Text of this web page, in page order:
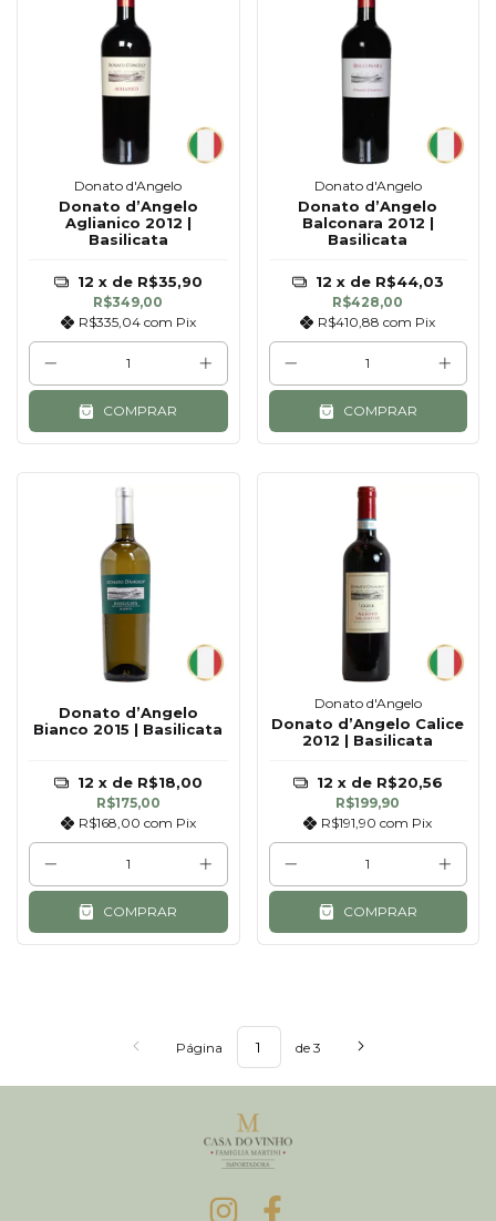
Donato d'Angelo
Donato d’Angelo
Aglianico 2012 |
Basilicata
R$349,00
R$335,04 com Pix
12 x de R$35,90
COMPRAR
Donato d'Angelo
Donato d’Angelo
Balconara 2012 |
Basilicata
R$428,00
R$410,88com Pix
12 x de R$44,03
COMPRAR
Donato d’Angelo
Bianco 2015 | Basilicata
R$175,00
R$168,00 com Pix
12 x de R$18,00
COMPRAR
Donato d'Angelo
Donato d’Angelo Calice
2012 | Basilicata
R$199,90
R$191,90com Pix
12 x de R$20,56
COMPRAR
Página de 3